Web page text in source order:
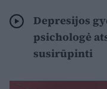
Depresijos
psichologė
susirūpinti